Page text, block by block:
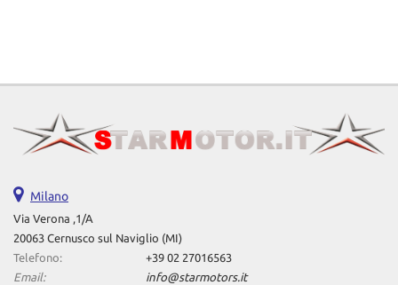
Milano
Via Verona ,1/A
20063 Cernusco sul Naviglio (MI)
Telefono:
+39 02 27016563
Email:
info@starmotors.it